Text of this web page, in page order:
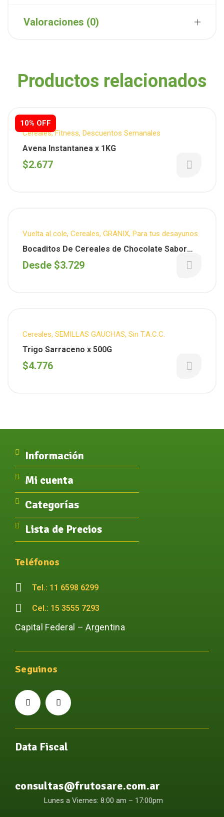
Valoraciones (0)
Productos relacionados
10% OFF
Cereales,Fitness, Descuentos Semanales
Avena Instantanea x 1KG
$2.677
Vuelta al cole, Cereales, GRANIX, Para tus desayunos
Bocaditos De Cereales de Chocolate Sabor
Limon (Granix)
Desde $3.729
Cereales, SEMILLAS GAUCHAS, Sin T.A.C.C.
Trigo Sarraceno x 500G
$4.776
Información
Mi cuenta
Categorías
Lista de Precios
Teléfonos
Tel.: 11 6598 6299
Cel.: 15 3555 7293
Capital Federal – Argentina
Seguinos
Data Fiscal
consultas@frutosare.com.ar
Lunes a Viernes: 8:00 am – 17:00pm